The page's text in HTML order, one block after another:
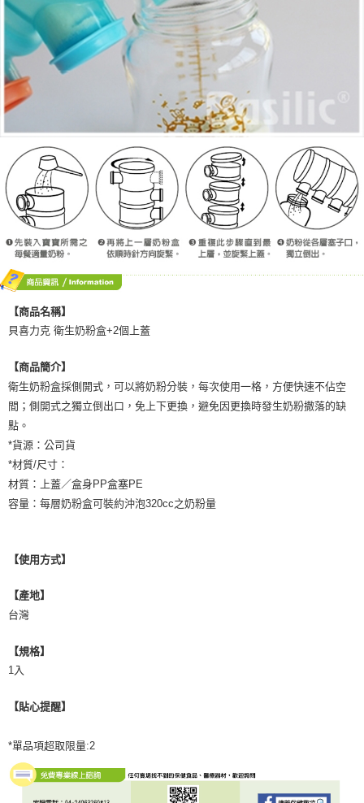
【商品名稱】
貝喜力克 衛生奶粉盒+2個上蓋
【商品簡介】
衛生奶粉盒採側開式，可以將奶粉分裝，每次使用一格，方便快速不佔空
間；側開式之獨立倒出口，免上下更換，避免因更換時發生奶粉撒落的缺
點。
*貨源：公司貨
*材質/尺寸：
材質：上蓋／盒身PP盒塞PE
容量：每層奶粉盒可裝約沖泡320cc之奶粉量
【使用方式】
【產地】
台灣
【規格】
1入
【貼心提醒】
*單品項超取限量:2